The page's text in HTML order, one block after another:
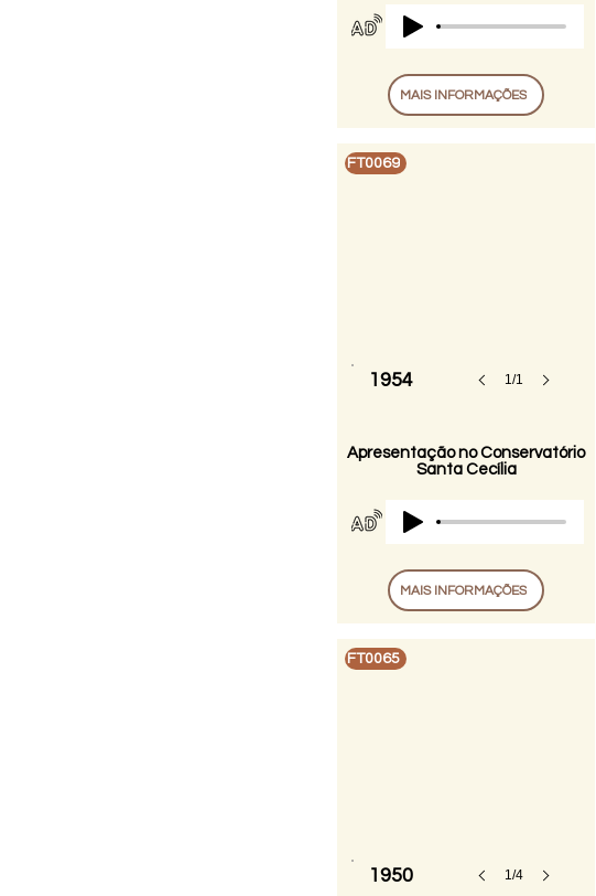
MAIS INFORMAÇÕES
FT0069
1954 1/1
Apresentação no Conservatório
Santa Cecília
MAIS INFORMAÇÕES
FT0065
1950 1/4